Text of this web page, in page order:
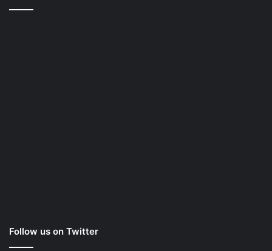
Follow us on Twitter